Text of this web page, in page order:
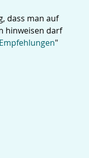
dass man auf
hinweisen darf
"